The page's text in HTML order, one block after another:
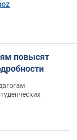
повысят